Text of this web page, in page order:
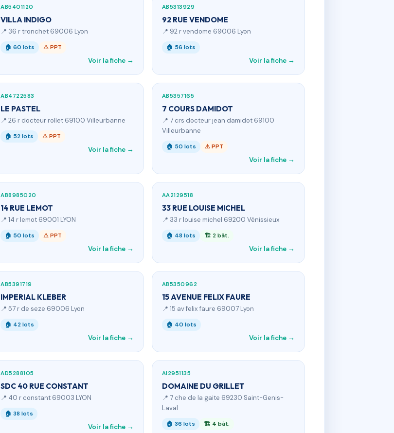
AB5401120
VILLA INDIGO
📍 36 r tronchet 69006 Lyon
🏠 60 lots ⚠ PPT
Voir la fiche →
AB5313929
92 RUE VENDOME
📍 92 r vendome 69006 Lyon
🏠 56 lots
Voir la fiche →
AB4722583
LE PASTEL
📍 26 r docteur rollet 69100 Villeurbanne
🏠 52 lots ⚠ PPT
Voir la fiche →
AB5357165
7 COURS DAMIDOT
📍 7 crs docteur jean damidot 69100
Villeurbanne
🏠 50 lots ⚠ PPT
Voir la fiche →
AB8985020
14 RUE LEMOT
📍 14 r lemot 69001 LYON
🏠 50 lots ⚠ PPT
Voir la fiche →
AA2129518
33 RUE LOUISE MICHEL
📍 33 r louise michel 69200 Vénissieux
🏠 48 lots 🏗 2 bât.
Voir la fiche →
AB5391719
IMPERIAL KLEBER
📍 57 r de seze 69006 Lyon
🏠 42 lots
Voir la fiche →
AB5350962
15 AVENUE FELIX FAURE
📍 15 av felix faure 69007 Lyon
🏠 40 lots
Voir la fiche →
AD5288105
SDC 40 RUE CONSTANT
📍 40 r constant 69003 LYON
🏠 38 lots
Voir la fiche →
AI2951135
DOMAINE DU GRILLET
📍 7 che de la gaite 69230 Saint-Genis-
Laval
🏠 36 lots 🏗 4 bât.